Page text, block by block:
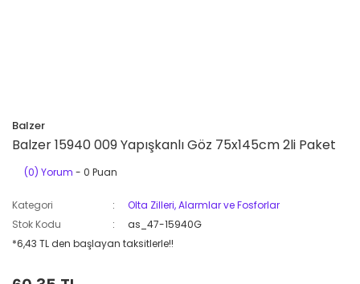
Balzer
Balzer 15940 009 Yapışkanlı Göz 75x145cm 2li Paket
(0) Yorum - 0 Puan
Kategori
Olta Zilleri, Alarmlar ve Fosforlar
Stok Kodu
as_47-15940G
*6,43 TL den başlayan taksitlerle!!